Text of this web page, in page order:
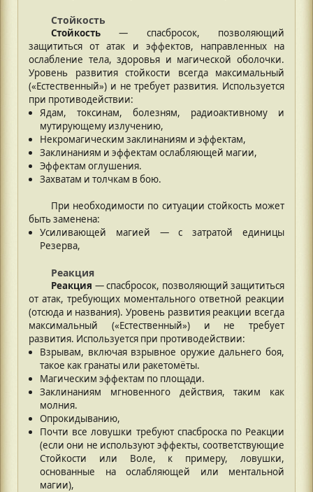
Стойкость
Стойкость — спасбросок, позволяющий
защититься от атак и эффектов, направленных на
ослабление тела, здоровья и магической оболочки.
Уровень развития стойкости всегда максимальный
(«Естественный») и не требует развития. Используется
при противодействии:
Ядам, токсинам, болезням, радиоактивному и
мутирующему излучению,
Некромагическим заклинаниям и эффектам,
Заклинаниям и эффектам ослабляющей магии,
Эффектам оглушения.
Захватам и толчкам в бою.
При необходимости по ситуации стойкость может
быть заменена:
Усиливающей магией — с затратой единицы
Резерва,
Реакция
Реакция — спасбросок, позволяющий защититься
от атак, требующих моментального ответной реакции
(отсюда и названия). Уровень развития реакции всегда
максимальный («Естественный») и не требует
развития. Используется при противодействии:
Взрывам, включая взрывное оружие дальнего боя,
такое как гранаты или ракетомёты.
Магическим эффектам по площади.
Заклинаниям мгновенного действия, таким как
молния.
Опрокидыванию,
Почти все ловушки требуют спасброска по Реакции
(если они не используют эффекты, соответствующие
Стойкости или Воле, к примеру, ловушки,
основанные на ослабляющей или ментальной
магии),